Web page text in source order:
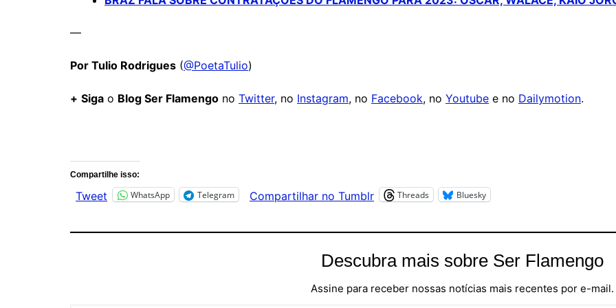
—
Por Tulio Rodrigues (@PoetaTulio)
+ Siga o Blog Ser Flamengo no Twitter, no Instagram, no Facebook, no Youtube e no Dailymotion.
Compartilhe isso:
Tweet WhatsApp Telegram Compartilhar no Tumblr Threads Bluesky
Descubra mais sobre Ser Flamengo
Assine para receber nossas notícias mais recentes por e-mail.